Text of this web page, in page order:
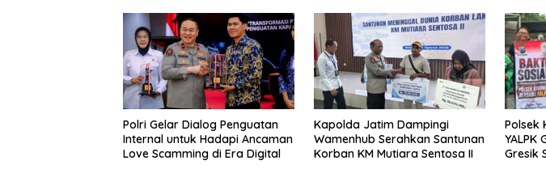
Polri Gelar Dialog Penguatan
Internal untuk Hadapi Ancaman
Love Scamming di Era Digital
Kapolda Jatim Dampingi
Wamenhub Serahkan Santunan
Korban KM Mutiara Sentosa II
Polsek
YALPK
Gresik